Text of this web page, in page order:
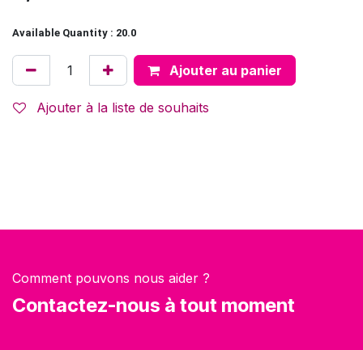
Available Quantity : 20.0
Ajouter au panier
Ajouter à la liste de souhaits
Comment pouvons nous aider ?
Contactez-nous à tout moment